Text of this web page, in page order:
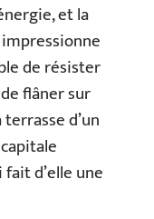
et la
de résister
flâner sur
d’un
d’elle une